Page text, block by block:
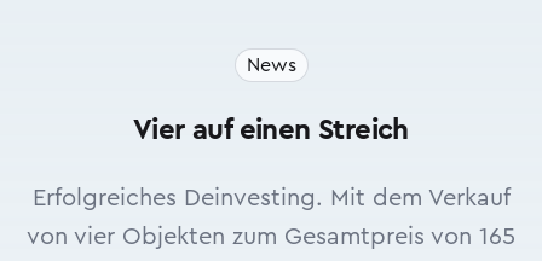
News
Vier auf einen Streich
Erfolgreiches Deinvesting. Mit dem Verkauf
von vier Objekten zum Gesamtpreis von 165